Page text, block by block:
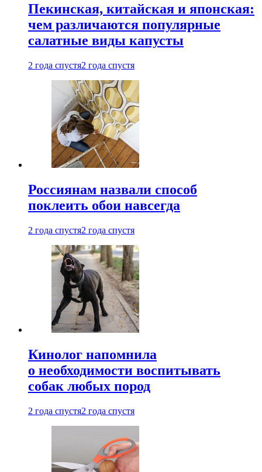
Пекинская, китайская и японская:
чем различаются популярные
салатные виды капусты
2 года спустя2 года спустя
Россиянам назвали способ
поклеить обои навсегда
2 года спустя2 года спустя
Кинолог напомнила
о необходимости воспитывать
собак любых пород
2 года спустя2 года спустя